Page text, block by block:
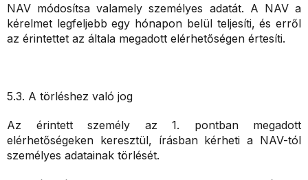
NAV módosítsa valamely személyes adatát. A NAV a
kérelmet legfeljebb egy hónapon belül teljesíti, és erről
az érintettet az általa megadott elérhetőségen értesíti.
5.3. A törléshez való jog
Az érintett személy az 1. pontban megadott
elérhetőségeken keresztül, írásban kérheti a NAV-tól
személyes adatainak törlését.